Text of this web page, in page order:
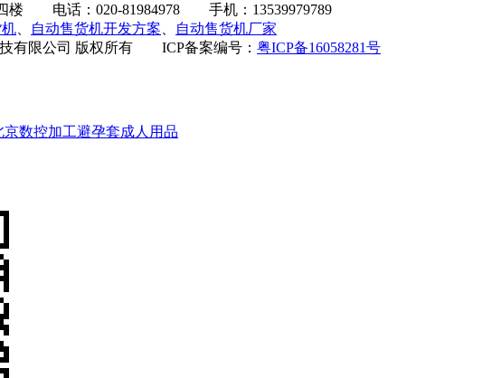
四楼 电话：020-81984978 手机：13539979789
自动售货机开发方案
自动售货机厂家
技有限公司 版权所有 ICP备案编号： 粤ICP备16058281号
京数控加工避孕套成人用品